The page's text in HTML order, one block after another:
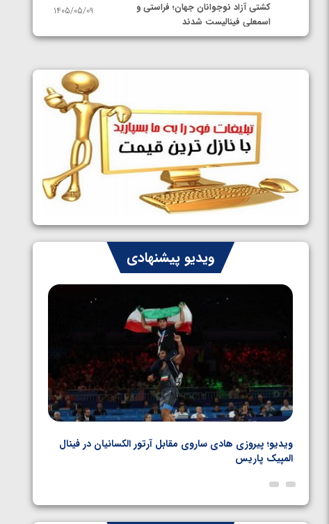
کشتی آزاد نوجوانان جهان؛ فراستی و
اسمعلی فینالیست شدند
1405/05/09
نمایندگان ایران مشخص شدند
سوم برای ایران
1405/05/07
ایران چشم به راه چهار مدال در پنج وزن
دوم کشتی فرنگی نوجوانان جهان
1405/05/06
ویدیو پیشنهادی
ویدیو؛ پیروزی هادی ساروی مقابل آرتور الکسانیان در فینال
المپیک پاریس